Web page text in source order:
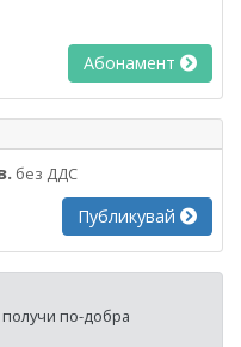
Абонамент
без ДДС
Публикувай
по-добра